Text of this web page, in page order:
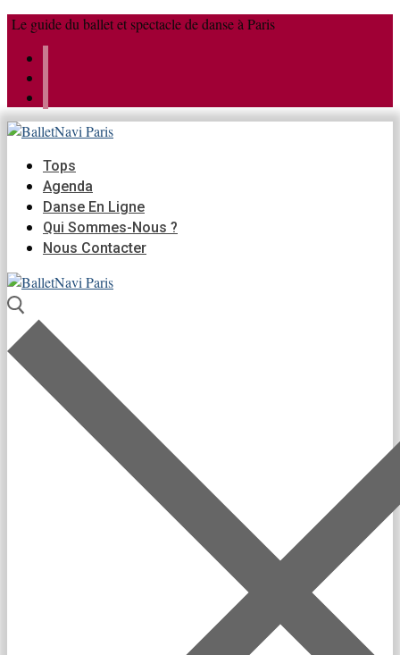
Aller
contenu
Menu
Fermer
Le guide du ballet et spectacle de danse à Paris
Tops
Agenda
Danse En Ligne
Qui Sommes-Nous ?
Nous Contacter